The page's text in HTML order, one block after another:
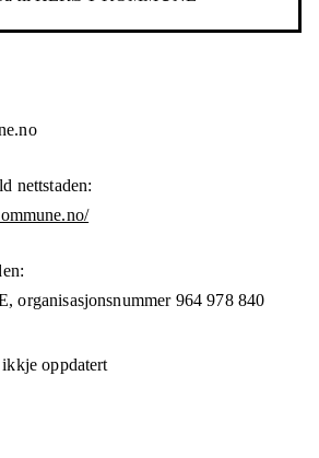
nettstaden:
organisasjonsnummer 964 978 840
oppdatert